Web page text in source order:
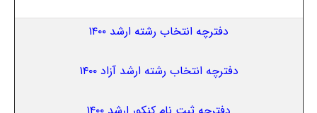
دفترچه انتخاب رشته ارشد ۱۴۰۰
دفترچه انتخاب رشته ارشد آزاد ۱۴۰۰